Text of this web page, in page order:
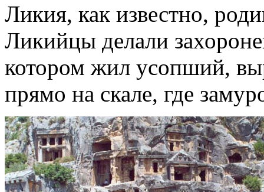
Ликия, как известно,
Ликийцы делали
котором жил усопший,
прямо на скале, где